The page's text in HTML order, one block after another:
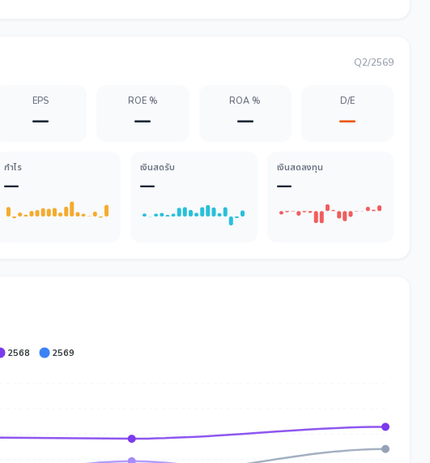
Q2/2569
EPS
—
ROE %
—
ROA %
—
D/E
—
กำไร
—
เงินสดรับ
—
เงินสดลงทุน
—
2568 2569